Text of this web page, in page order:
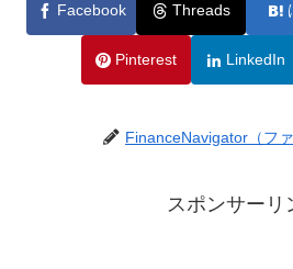
Facebook Threads
Pinterest LinkedIn
FinanceNavigator（フ
スポンサーリ